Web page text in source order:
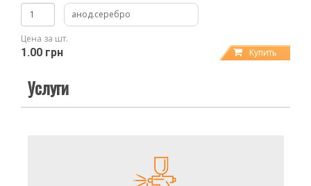
анод.серебро
Цена за шт.
1.00 грн Купить
Услуги